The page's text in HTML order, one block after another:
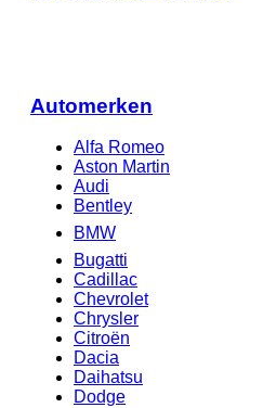
Automerken
Alfa Romeo
Aston Martin
Audi
Bentley
BMW
Bugatti
Cadillac
Chevrolet
Chrysler
Citroën
Dacia
Daihatsu
Dodge